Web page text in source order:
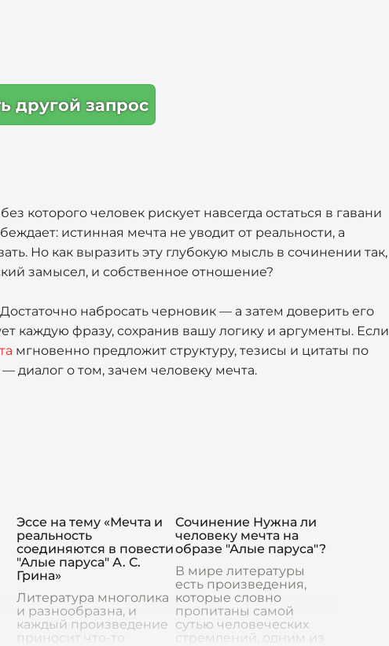
другой запрос
которого человек рискует навсегда остаться в гавани
истинная мечта не уводит от реальности, а
Но как выразить эту глубокую мысль в сочинении так,
замысел, и собственное отношение?
набросать черновик — а затем доверить его
каждую фразу, сохранив вашу логику и аргументы. Если
мгновенно предложит структуру, тезисы и цитаты по
диалог о том, зачем человеку мечта.
Эссе на тему «Мечта и
реальность
соединяются в повести
"Алые паруса" А. С.
Грина»
Литература многолика
и разнообразна, и
каждый произведение
приносит что-то
Сочинение Нужна ли
человеку мечта на
образе "Алые паруса"?
В мире литературы
есть произведения,
которые словно
пропитаны самой
сутью человеческих
стремлений, одним из